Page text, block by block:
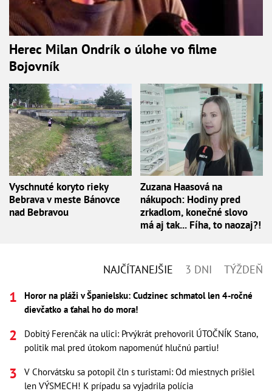
Herec Milan Ondrík o úlohe vo filme
Bojovník
Vyschnuté koryto rieky
Bebrava v meste Bánovce
nad Bebravou
Zuzana Haasová na
nákupoch: Hodiny pred
zrkadlom, konečné slovo
má aj tak... Fíha, to naozaj?!
NAJČÍTANEJŠIE 3 DNI TÝŽDEŇ
Horor na pláži v Španielsku: Cudzinec schmatol len 4-ročné
dievčatko a ťahal ho do mora!
Dobitý Ferenčák na ulici: Prvýkrát prehovoril ÚTOČNÍK Stano,
politik mal pred útokom napomenúť hlučnú partiu!
V Chorvátsku sa potopil čln s turistami: Od miestnych prišiel
len VÝSMECH! K prípadu sa vyjadrila polícia